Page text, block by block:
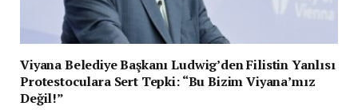
Viyana Belediye Başkanı Ludwig’den Filistin Yanlısı
Protestoculara Sert Tepki: “Bu Bizim Viyana’mız
Değil!”